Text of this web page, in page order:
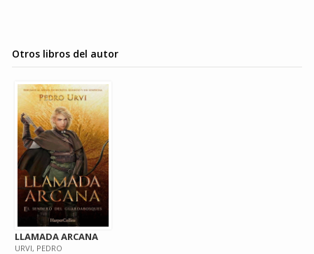
Otros libros del autor
LLAMADA ARCANA
URVI, PEDRO